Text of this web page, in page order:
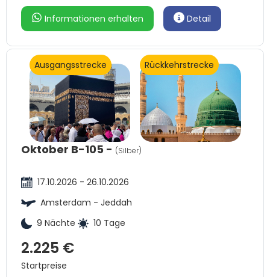
Informationen erhalten Detail
Ausgangsstrecke Rückkehrstrecke
Oktober B-105 - (Silber)
17.10.2026 - 26.10.2026
Amsterdam - Jeddah
9 Nächte
10 Tage
2.225 €
Startpreise